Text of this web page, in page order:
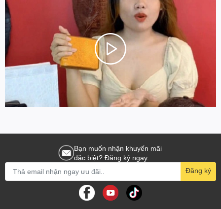
Bạn muốn nhận khuyến mãi
đặc biệt? Đăng ký ngay.
Đăng ký